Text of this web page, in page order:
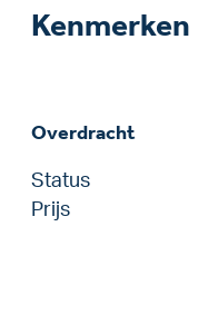
Kenmerken
Overdracht
Status
Prijs